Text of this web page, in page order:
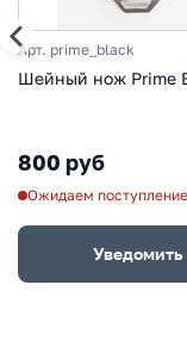
Арт. prime_black
Шейный нож Prime
800 руб
Ожидаем поступление
Уведомить